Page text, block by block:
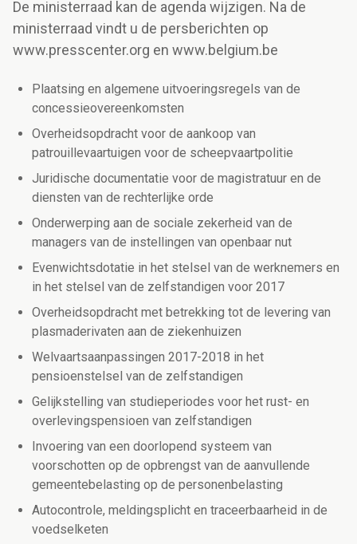
De ministerraad kan de agenda wijzigen. Na de
ministerraad vindt u de persberichten op
www.presscenter.org en www.belgium.be
Plaatsing en algemene uitvoeringsregels van de
concessieovereenkomsten
Overheidsopdracht voor de aankoop van
patrouillevaartuigen voor de scheepvaartpolitie
Juridische documentatie voor de magistratuur en de
diensten van de rechterlijke orde
Onderwerping aan de sociale zekerheid van de
managers van de instellingen van openbaar nut
Evenwichtsdotatie in het stelsel van de werknemers en
in het stelsel van de zelfstandigen voor 2017
Overheidsopdracht met betrekking tot de levering van
plasmaderivaten aan de ziekenhuizen
Welvaartsaanpassingen 2017-2018 in het
pensioenstelsel van de zelfstandigen
Gelijkstelling van studieperiodes voor het rust- en
overlevingspensioen van zelfstandigen
Invoering van een doorlopend systeem van
voorschotten op de opbrengst van de aanvullende
gemeentebelasting op de personenbelasting
Autocontrole, meldingsplicht en traceerbaarheid in de
voedselketen